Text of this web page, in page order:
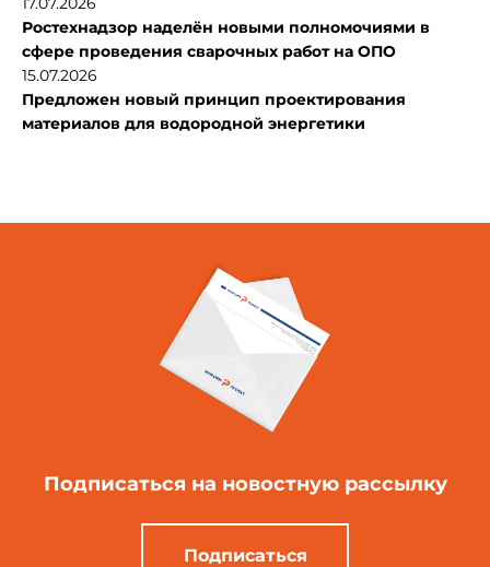
Ростехнадзор наделён новыми полномочиями в
сфере проведения сварочных работ на ОПО
15.07.2026
Предложен новый принцип проектирования
материалов для водородной энергетики
Подписаться на новостную рассылку
Подписаться